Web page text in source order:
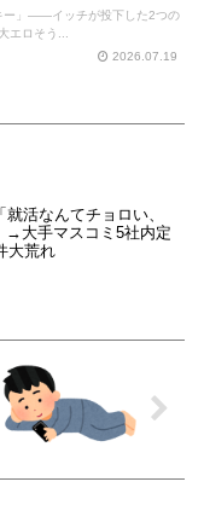
ー」――イッチが投下した2つの
エロそう...
2026.07.19
就活なんてチョロい、
→大手マスコミ5社内定
大荒れ